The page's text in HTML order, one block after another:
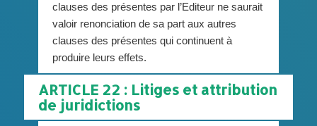
clauses des présentes par l’Editeur ne saurait
valoir renonciation de sa part aux autres
clauses des présentes qui continuent à
produire leurs effets.
ARTICLE 22 : Litiges et attribution
de juridictions